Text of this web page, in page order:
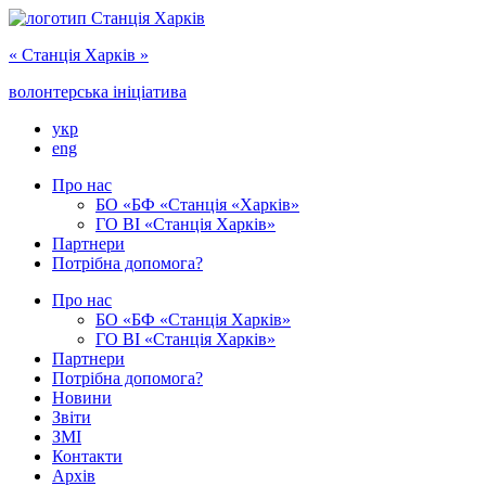
« Cтанція Харків »
волонтерська ініціатива
укр
eng
Про нас
БО «БФ «Станція «Харків»
ГО ‎ВІ «‎Станція Харків»
Партнери
Потрібна допомога?
Про нас
БО ‎«БФ «Станція Харків»
ГО ВІ «Станція Харків»
Партнери
Потрібна допомога?
Новини
Звіти
ЗМІ
Контакти
Архів